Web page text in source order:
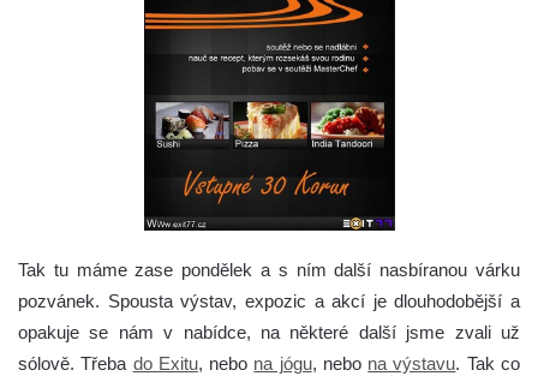
Tak tu máme zase pondělek a s ním další nasbíranou várku
pozvánek. Spousta výstav, expozic a akcí je dlouhodobější a
opakuje se nám v nabídce, na některé další jsme zvali už
sólově. Třeba do Exitu, nebo na jógu, nebo na výstavu. Tak co